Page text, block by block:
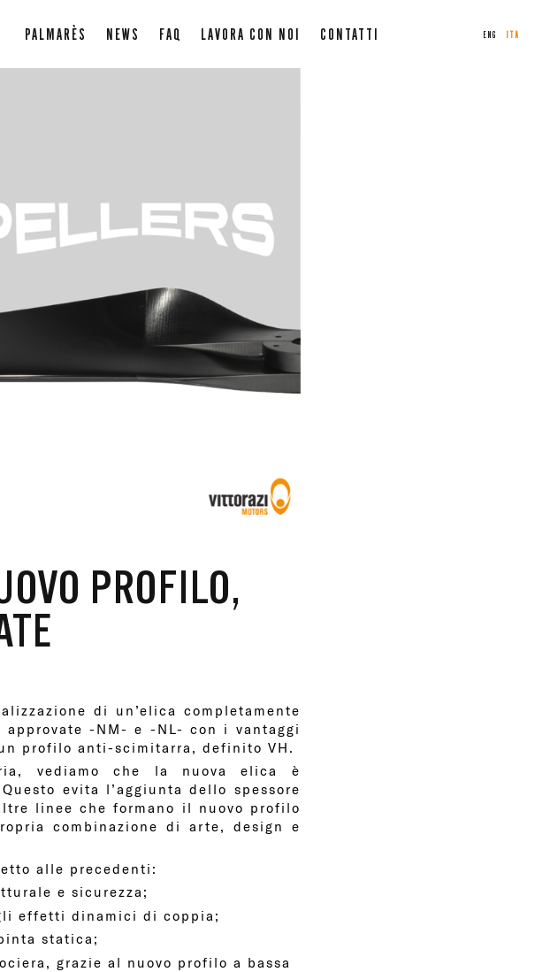
PALMARÈS NEWS FAQ LAVORA CON NOI CONTATTI ENG ITA
PROFILO,
di un’elica completamente
-NM- e -NL- con i vantaggi
profilo anti-scimitarra, definito VH.
vediamo che la nuova elica è
evita l’aggiunta dello spessore
linee che formano il nuovo profilo
combinazione di arte, design e
alle precedenti:
e sicurezza;
effetti dinamici di coppia;
statica;
grazie al nuovo profilo a bassa